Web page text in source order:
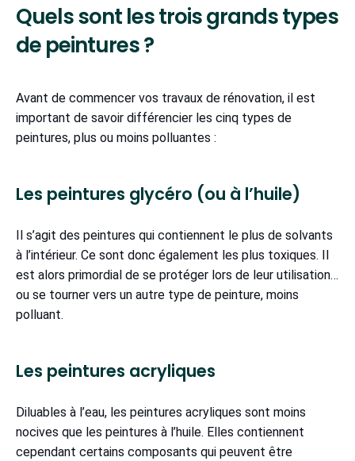
Quels sont les trois grands types
de peintures ?
Avant de commencer vos travaux de rénovation, il est
important de savoir différencier les cinq types de
peintures, plus ou moins polluantes :
Les peintures glycéro (ou à l’huile)
Il s’agit des peintures qui contiennent le plus de solvants
à l’intérieur. Ce sont donc également les plus toxiques. Il
est alors primordial de se protéger lors de leur utilisation…
ou se tourner vers un autre type de peinture, moins
polluant.
Les peintures acryliques
Diluables à l’eau, les peintures acryliques sont moins
nocives que les peintures à l’huile. Elles contiennent
cependant certains composants qui peuvent être